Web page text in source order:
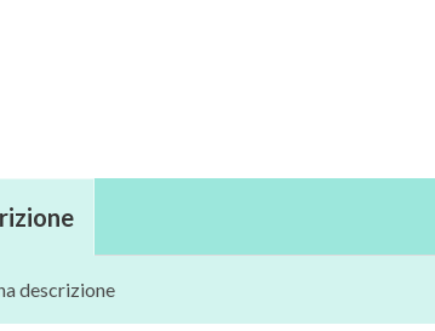
descrizione